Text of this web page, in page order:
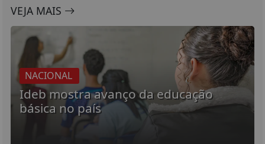
VEJA MAIS
NACIONAL
Ideb mostra avanço da educação
básica no país